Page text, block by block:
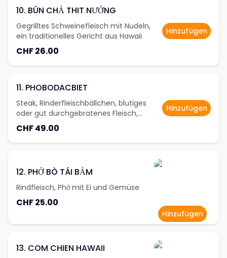
10. BÚN CHẢ THIT NƯỚNG
Gegrilltes Schweinefleisch mit Nudeln,
ein traditionelles Gericht aus Hawaii
CHF 26.00
Hinzufügen
11. PHOBODACBIET
Steak, Rinderfleischbällchen, blutiges
oder gut durchgebratenes Fleisch,
pochierte Eier, Rinderfilet und Beilagen-
Gemüse
CHF 49.00
Hinzufügen
12. PHỞ BÒ TÁI BẢM
Rindfleisch, Phở mit Ei und Gemüse
CHF 25.00
Hinzufügen
13. COM CHIEN HAWAII